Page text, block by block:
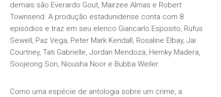
demais são Everardo Gout, Mairzee Almas e Robert
Townsend. A produção estadunidense conta com 8
episódios e traz em seu elenco Giancarlo Esposito, Rufus
Sewell, Paz Vega, Peter Mark Kendall, Rosaline Elbay, Jai
Courtney, Tati Gabrielle, Jordan Mendoza, Hemky Madera,
Soojeong Son, Niousha Noor e Bubba Weiler.
Como uma espécie de antologia sobre um crime, a